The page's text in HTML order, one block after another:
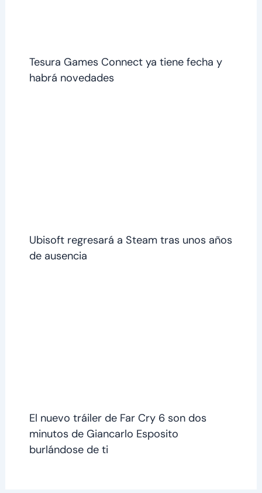
Tesura Games Connect ya tiene fecha y
habrá novedades
Ubisoft regresará a Steam tras unos años
de ausencia
El nuevo tráiler de Far Cry 6 son dos
minutos de Giancarlo Esposito
burlándose de ti